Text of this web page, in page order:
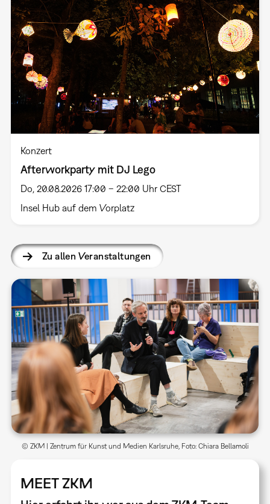
Konzert
Afterworkparty mit DJ Lego
Do, 20.08.2026 17:00 – 22:00 Uhr CEST
Insel Hub auf dem Vorplatz
Zu allen Veranstaltungen
MEET ZKM
© ZKM | Zentrum für Kunst und Medien Karlsruhe, Foto: Chiara Bellamoli